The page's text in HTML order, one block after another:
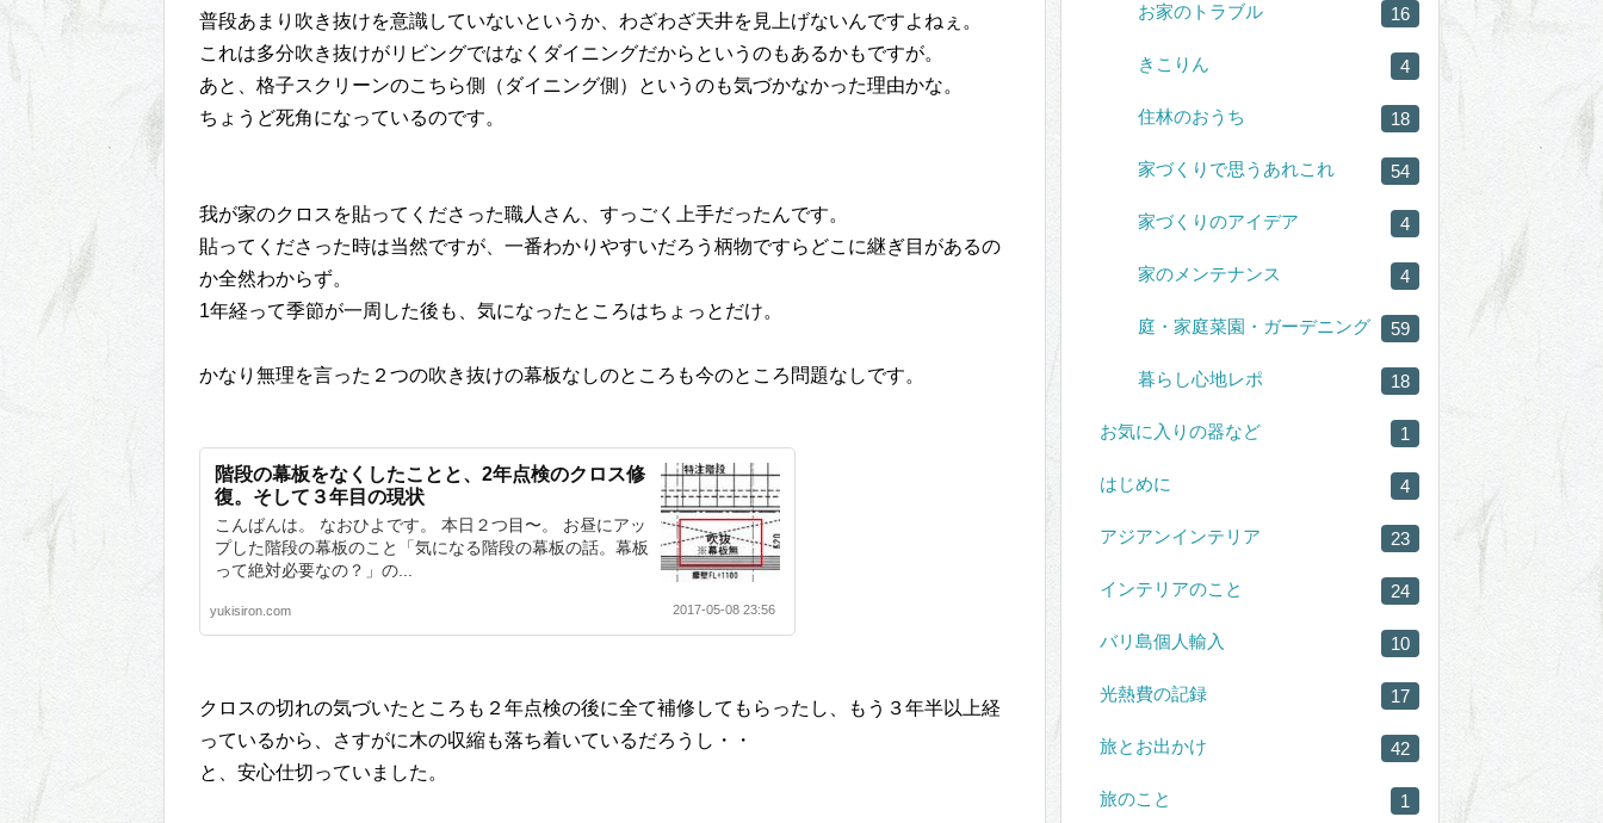
普段あまり吹き抜けを意識していないというか、わざわざ天井を見上げないんですよねぇ。
これは多分吹き抜けがリビングではなくダイニングだからというのもあるかもですが。
あと、格子スクリーンのこちら側（ダイニング側）というのも気づかなかった理由かな。
ちょうど死角になっているのです。
我が家のクロスを貼ってくださった職人さん、すっごく上手だったんです。
貼ってくださった時は当然ですが、一番わかりやすいだろう柄物ですらどこに継ぎ目があるの
か全然わからず。
1年経って季節が一周した後も、気になったところはちょっとだけ。
かなり無理を言った２つの吹き抜けの幕板なしのところも今のところ問題なしです。
階段の幕板をなくしたことと、2年点検のクロス修
復。そして３年目の現状
こんばんは。 なおひよです。 本日２つ目〜。 お昼にアッ
プした階段の幕板のこと「気になる階段の幕板の話。幕板
って絶対必要なの？」の...
yukisiron.com 2017-05-08 23:56
クロスの切れの気づいたところも２年点検の後に全て補修してもらったし、もう３年半以上経
っているから、さすがに木の収縮も落ち着いているだろうし・・
と、安心仕切っていました。
お家のトラブル 16
きこりん 4
住林のおうち 18
家づくりで思うあれこれ 54
家づくりのアイデア 4
家のメンテナンス 4
庭・家庭菜園・ガーデニング 59
暮らし心地レポ 18
お気に入りの器など 1
はじめに 4
アジアンインテリア 23
インテリアのこと 24
バリ島個人輸入 10
光熱費の記録 17
旅とお出かけ 42
旅のこと 1